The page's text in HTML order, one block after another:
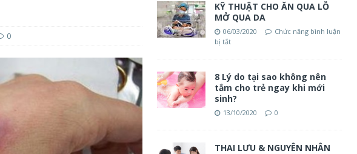
0
KỸ THUẬT CHO ĂN QUA LỖ
MỞ QUA DA
06/03/2020
Chức năng bình luận
bị tắt
8 Lý do tại sao không nên
tắm cho trẻ ngay khi mới
sinh?
13/10/2020 0
THAI LƯU & NGUYÊN NHÂN